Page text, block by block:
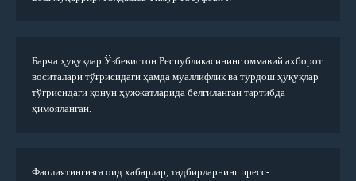
Барча ҳуқуқлар Ўзбекистон Республикасининг оммавий ахборот
воситалари тўғрисидаги ҳамда муаллифлик ва турдош ҳуқуқлар
тўғрисидаги қонун ҳужжатларида белгиланган тартибда
ҳимояланган.
Фаолиятингизга оид хабарлар, тадбирларнинг пресс-